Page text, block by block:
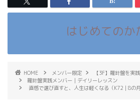
はじめてのか
HOME メンバー限定
【3F】羅針盤を実
羅針盤実践メンバー｜デイリーレッスン
直感で選び直すと、人生は軽くなる（K72｜8の